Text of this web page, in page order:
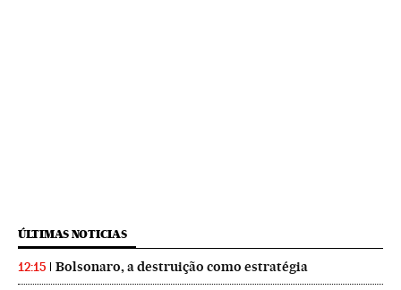
ÚLTIMAS NOTICIAS
12:15 Bolsonaro, a destruição como estratégia